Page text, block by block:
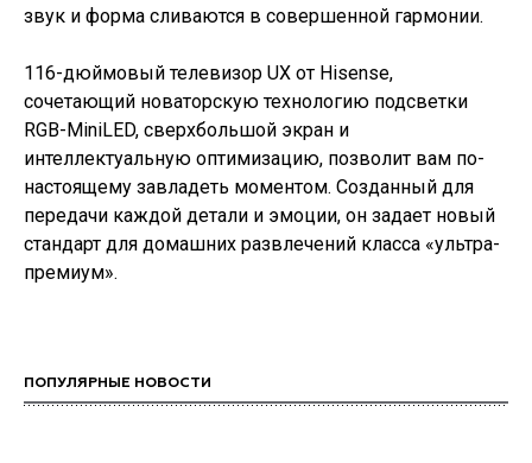
звук и форма сливаются в совершенной гармонии.
116-дюймовый телевизор UX от Hisense,
сочетающий новаторскую технологию подсветки
RGB-MiniLED, сверхбольшой экран и
интеллектуальную оптимизацию, позволит вам по-
настоящему завладеть моментом. Созданный для
передачи каждой детали и эмоции, он задает новый
стандарт для домашних развлечений класса «ультра-
премиум».
ПОПУЛЯРНЫЕ НОВОСТИ